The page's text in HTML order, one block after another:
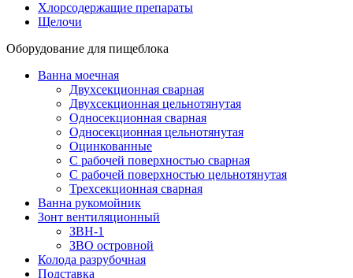
Хлорсодержащие препараты
Щелочи
Оборудование для пищеблока
Ванна моечная
Двухсекционная сварная
Двухсекционная цельнотянутая
Односекционная сварная
Односекционная цельнотянутая
Оцинкованные
С рабочей поверхностью сварная
С рабочей поверхностью цельнотянутая
Трехсекционная сварная
Ванна рукомойник
Зонт вентиляционный
ЗВН-1
ЗВО островной
Колода разрубочная
Подставка